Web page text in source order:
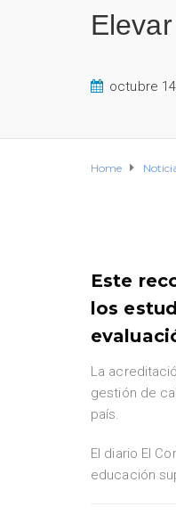
octubre
Home
Este
los
La
gestión de
país.
El diario El
educación